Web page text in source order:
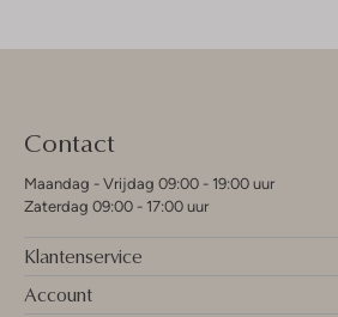
Contact
Maandag - Vrijdag 09:00 - 19:00 uur
Zaterdag 09:00 - 17:00 uur
Klantenservice
Account